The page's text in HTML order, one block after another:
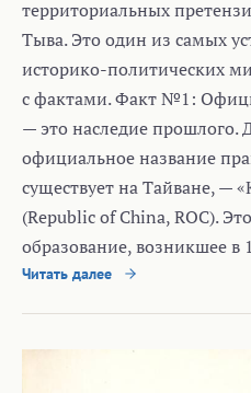
территориальных
Тыва. Это один из самых
историко-политических
с фактами. Факт №1:
— это наследие прошлого.
официальное название
существует на Тайване, —
(Republic of China, ROC).
образование, возникшее в
Читать далее